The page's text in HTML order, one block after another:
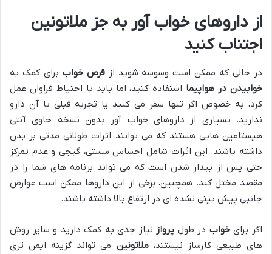
از داروهای خواب آور به جز ملاتونین
اجتناب کنید
در حالی که ممکن است وسوسه شوید ازقرص خواب برای کمک به
خوابیدن در هواپیما استفاده کنید، اما باید با احتیاط فراوان عمل
کرد، به خصوص اگر تنها سفر می کنید یا تجربه قبلی با آن دارو
ندارید. بسیاری از داروهای خواب آور بدون نسخه حاوی آنتی
هیستامین هایی هستند که می توانند اثرات طولانی مدتی بر بدن
داشته باشند. این اثرات شامل احساس سستی، گیجی و عدم تمرکز
حتی پس از بیدار شدن است که می تواند برنامه های شما را در
مقصد مختل کند. همچنین، برخی از این داروها ممکن است عوارض
جانبی پیش بینی نشده ای در ارتفاع بالا داشته باشند.
اگر برایخواب در طول پرواز نیاز جدی به کمک دارید و سایر روش
های طبیعی کارساز نیستند،ملاتونین می تواند گزینه ایمن تری